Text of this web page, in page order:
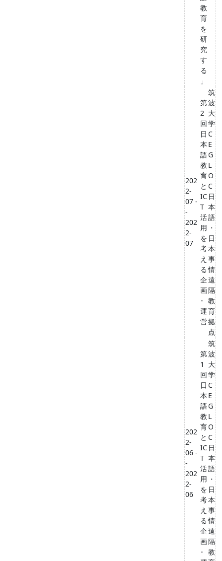
教
育
を
研
究
す
る
」
202
2-
07 -
-
202
2-
07
第
2
回
日
本
語
教
育
と
IC
T
活
用
を
考
え
る
企
画
･
運
営
筑
波
⼤
学
C
E
G
L
O
C
⽇
本
語
・
⽇
本
事
情
遠
隔
教
育
拠
点
202
2-
06 -
-
202
2-
06
第
1
回
日
本
語
教
育
と
IC
T
活
用
を
考
え
る
企
画
･
筑
波
⼤
学
C
E
G
L
O
C
⽇
本
語
・
⽇
本
事
情
遠
隔
教